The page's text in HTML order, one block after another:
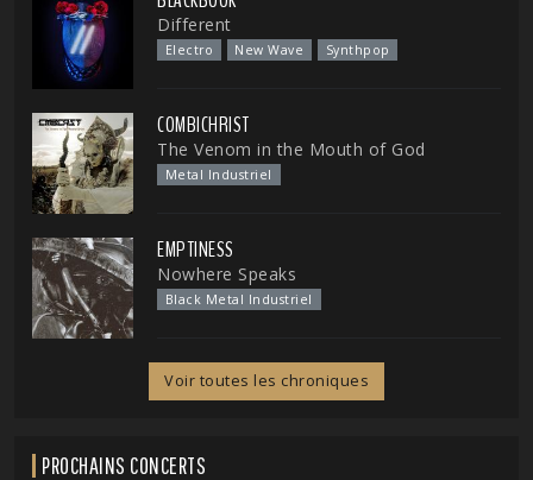
Different
Electro New Wave Synthpop
COMBICHRIST
The Venom in the Mouth of God
Metal Industriel
EMPTINESS
Nowhere Speaks
Black Metal Industriel
Voir toutes les chroniques
PROCHAINS CONCERTS